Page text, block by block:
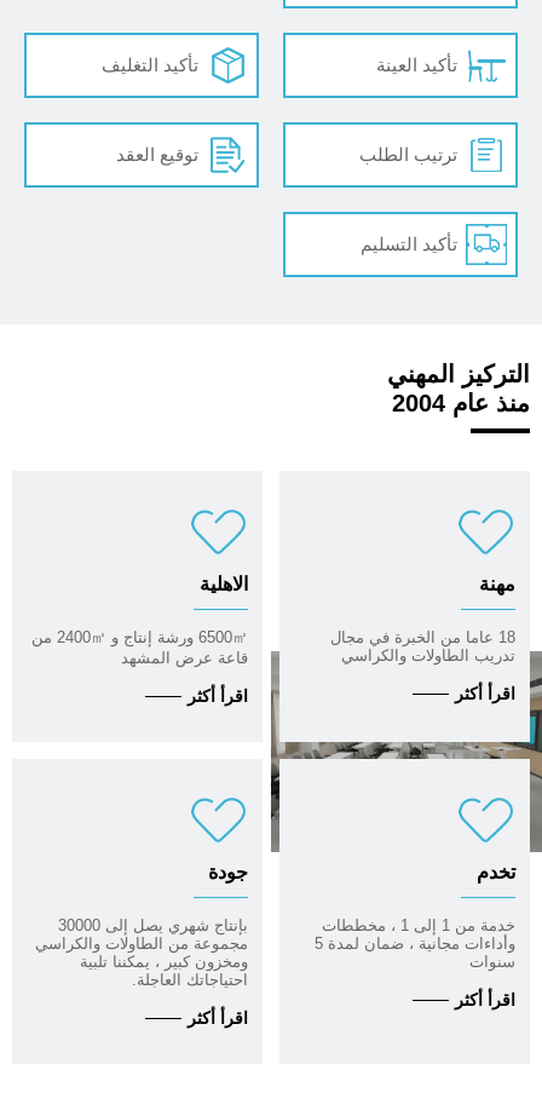
تأكيد العينة تأكيد التغليف
ترتيب الطلب توقيع العقد
تأكيد التسليم
التركيز المهني
منذ عام 2004
مهنة
18 عاما من الخبرة في مجال
تدريب الطاولات والكراسي
اقرأ أكثر
الاهلية
6500㎡ ورشة إنتاج و 2400㎡ من
قاعة عرض المشهد
اقرأ أكثر
تخدم
خدمة من 1 إلى 1 ، مخططات
وأداءات مجانية ، ضمان لمدة 5
سنوات
اقرأ أكثر
جودة
بإنتاج شهري يصل إلى 30000
مجموعة من الطاولات والكراسي
ومخزون كبير ، يمكننا تلبية
احتياجاتك العاجلة.
اقرأ أكثر